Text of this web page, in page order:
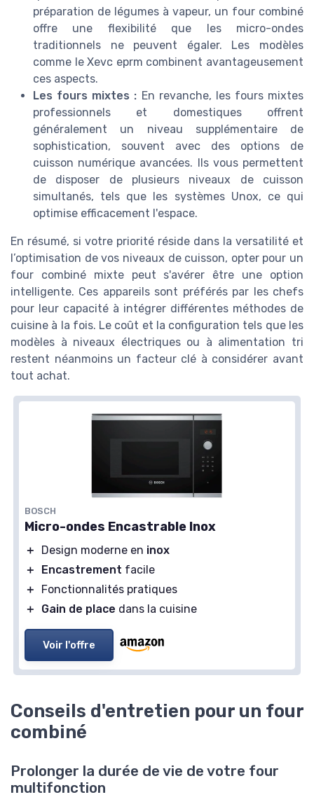
préparation de légumes à vapeur, un four combiné
offre une flexibilité que les micro-ondes
traditionnels ne peuvent égaler. Les modèles
comme le Xevc eprm combinent avantageusement
ces aspects.
Les fours mixtes : En revanche, les fours mixtes
professionnels et domestiques offrent
généralement un niveau supplémentaire de
sophistication, souvent avec des options de
cuisson numérique avancées. Ils vous permettent
de disposer de plusieurs niveaux de cuisson
simultanés, tels que les systèmes Unox, ce qui
optimise efficacement l'espace.
En résumé, si votre priorité réside dans la versatilité et
l’optimisation de vos niveaux de cuisson, opter pour un
four combiné mixte peut s'avérer être une option
intelligente. Ces appareils sont préférés par les chefs
pour leur capacité à intégrer différentes méthodes de
cuisine à la fois. Le coût et la configuration tels que les
modèles à niveaux électriques ou à alimentation tri
restent néanmoins un facteur clé à considérer avant
tout achat.
BOSCH
Micro-ondes Encastrable Inox
＋ Design moderne en inox
＋
Encastrement facile
＋
Fonctionnalités pratiques
＋
Gain de place dans la cuisine
Voir l'offre
Conseils d'entretien pour un four
combiné
Prolonger la durée de vie de votre four
multifonction